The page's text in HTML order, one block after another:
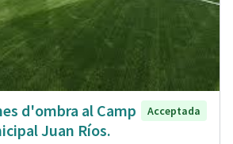
d'ombra al Camp
Juan Ríos.
Acceptada